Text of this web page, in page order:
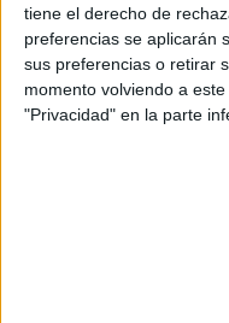
tiene el derecho de
preferencias se aplicarán
sus preferencias o retirar
momento volviendo a
"Privacidad" en la parte
Magisterio de
Magisterio de